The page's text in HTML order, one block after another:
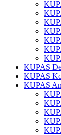
KUPAS
KUPAS
KUPAS